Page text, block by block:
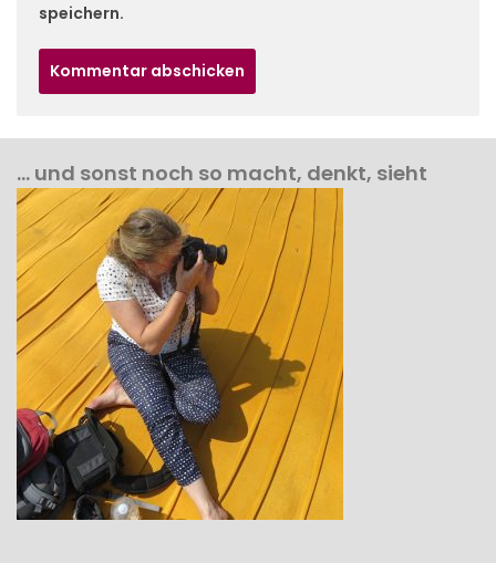
speichern.
… und sonst noch so macht, denkt, sieht